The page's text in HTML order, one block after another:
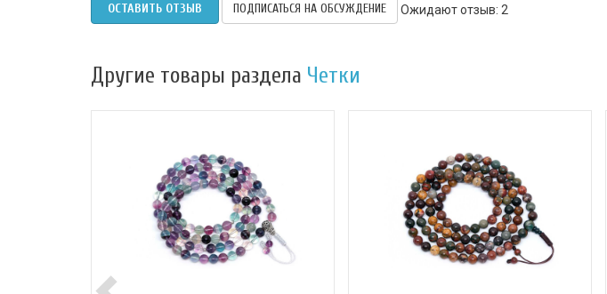
ОСТАВИТЬ ОТЗЫВ ПОДПИСАТЬСЯ НА ОБСУЖДЕНИЕ Ожидают отзыв: 2
Другие товары раздела Четки